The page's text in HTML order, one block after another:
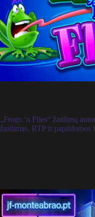
„Frogs ‘n Flies“ žaidimų
žaidimas, RTP ir papildomos